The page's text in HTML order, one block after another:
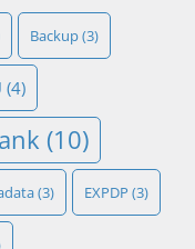
Backup(3)
(4)
(10)
(3) EXPDP (3)